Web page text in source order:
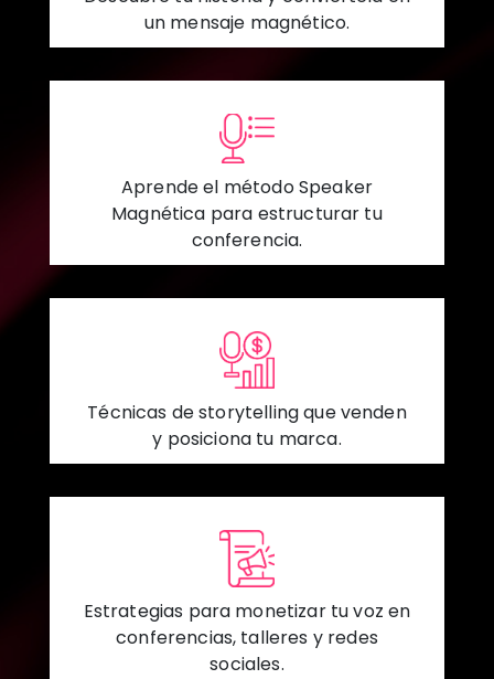
un mensaje magnético.
Aprende el método Speaker
Magnética para estructurar tu
conferencia.
Técnicas de storytelling que venden
y posiciona tu marca.
Estrategias para monetizar tu voz en
conferencias, talleres y redes
sociales.